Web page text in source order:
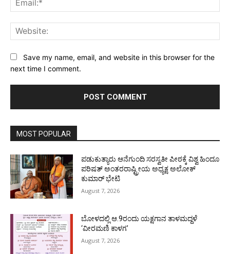
Save my name, email, and website in this browser for the
next time I comment.
MOST POPULAR
ಪಡುಕುತ್ಯಾರು ಆನೆಗುಂದಿ ಸರಸ್ವತೀ ಪೀಠಕ್ಕೆ ವಿಶ್ವ ಹಿಂದೂ
ಪರಿಷತ್ ಅಂತರರಾಷ್ಟ್ರೀಯ ಅಧ್ಯಕ್ಷ ಅಲೋಕ್
ಕುಮಾರ್ ಭೇಟಿ
August 7, 2026
ಬೋಳದಲ್ಲಿ ಆ.9ರಂದು ಯಕ್ಷಗಾನ ತಾಳಮದ್ದಳೆ
‘ವೀರಮಣಿ ಕಾಳಗ’
August 7, 2026